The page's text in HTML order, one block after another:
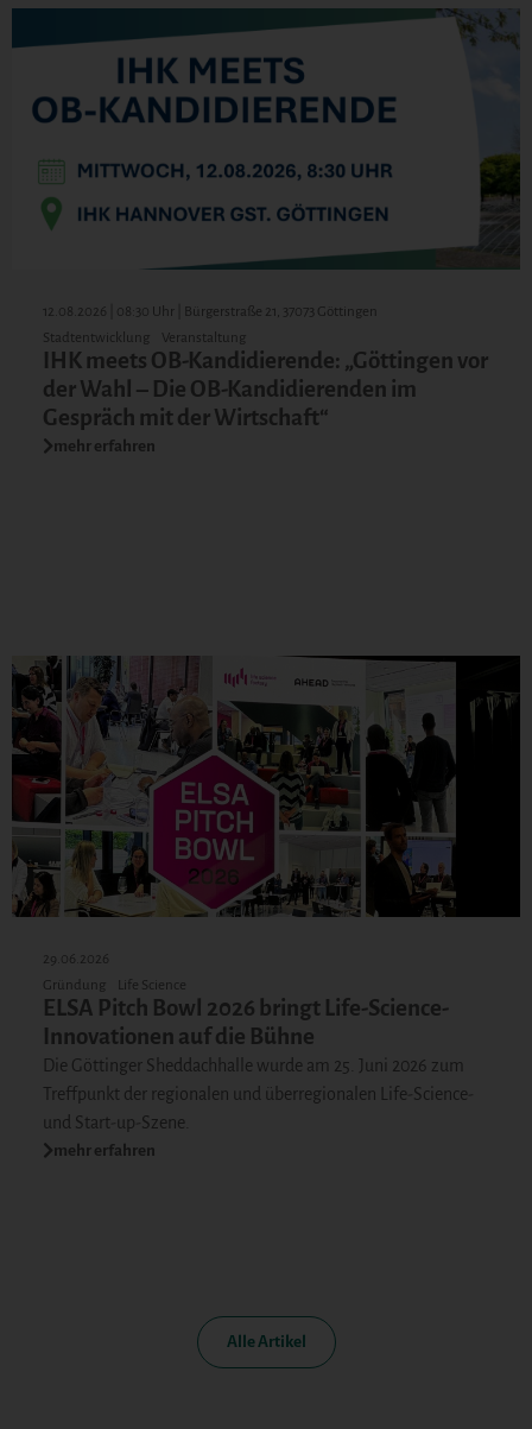
12.08.2026 | 08:30 Uhr | Bürgerstraße 21, 37073 Göttingen
Stadtentwicklung
Veranstaltung
IHK meets OB-Kandidierende: „Göttingen vor
der Wahl – Die OB-Kandidierenden im
Gespräch mit der Wirtschaft“
mehr erfahren
29.06.2026
Gründung
Life Science
ELSA Pitch Bowl 2026 bringt Life-Science-
Innovationen auf die Bühne
Die Göttinger Sheddachhalle wurde am 25. Juni 2026 zum
Treffpunkt der regionalen und überregionalen Life-Science-
und Start-up-Szene.
mehr erfahren
Alle Artikel